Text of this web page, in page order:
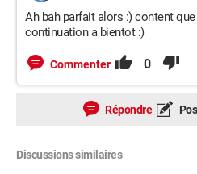
Ah bah parfait alors :) content
continuation a bientot :)
Commenter 0
Répondre
Discussions similaires